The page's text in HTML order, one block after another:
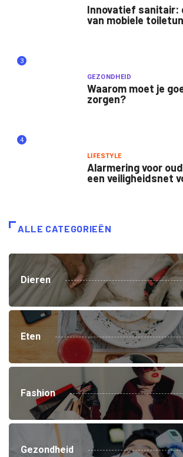
Innovatief sanitair:
van mobiele
3
GEZONDHEID
Waarom moet je
zorgen?
4
LIFESTYLE
Alarmering voor
een veiligheidsnet
ALLE CATEGORIEËN
Dieren
Eten
Fashion
Gezondheid